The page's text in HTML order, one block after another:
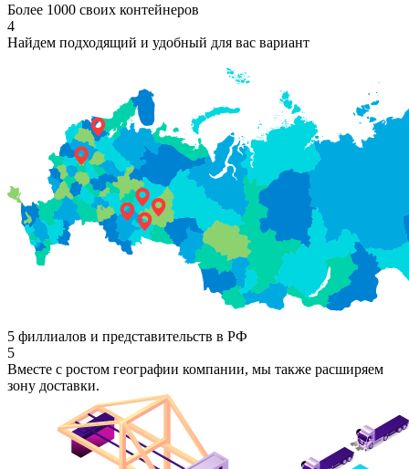
Более 1000 своих контейнеров
4
Найдем подходящий и удобный для вас вариант
5 филлиалов и представительств в РФ
5
Вместе с ростом географии компании, мы также расширяем
зону доставки.